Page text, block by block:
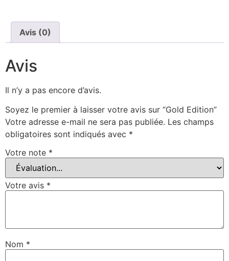
Avis (0)
Avis
Il n’y a pas encore d’avis.
Soyez le premier à laisser votre avis sur “Gold Edition”
Votre adresse e-mail ne sera pas publiée. Les champs
obligatoires sont indiqués avec *
Votre note *
Votre avis *
Nom *